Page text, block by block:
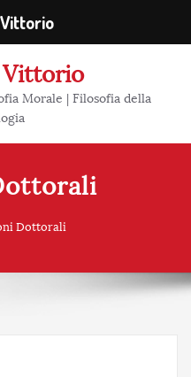
Vittorio
Morale | Filosofia della
Dottorali